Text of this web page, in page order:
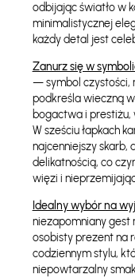
odbijając światło w
minimalistycznej
każdy detal jest
Zanurz się w
— symbol czystości,
podkreśla wieczną
bogactwa i prestiżu,
W sześciu łapkach
najcenniejszy skarb,
delikatnością, co
więzi i
Idealny wybór na
niezapomniany gest
osobisty prezent na
codziennym stylu,
niepowtarzalny